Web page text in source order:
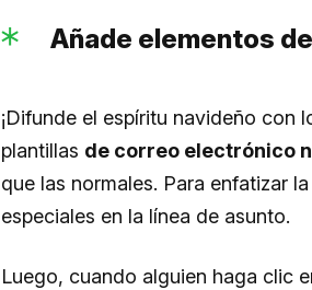
Añade elementos
¡Difunde el espíritu navideño con
plantillas de correo electrónico
que las normales. Para enfatizar
especiales en la línea de asunto.
Luego, cuando alguien haga clic